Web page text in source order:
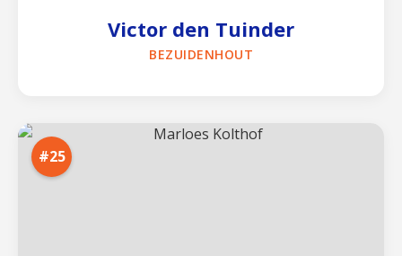
Victor den Tuinder
BEZUIDENHOUT
#25